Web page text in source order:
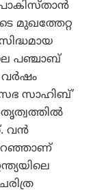
പാകിസ്താൻ
മുഖത്തേറ്റ
പഞ്ചാബ്
വർഷം
സഭ സാഹിബ്’
വൻ